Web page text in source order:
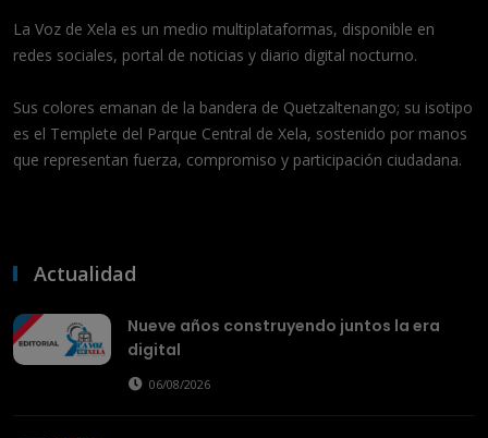
La Voz de Xela es un medio multiplataformas, disponible en
redes sociales, portal de noticias y diario digital nocturno.
Sus colores emanan de la bandera de Quetzaltenango; su isotipo
es el Templete del Parque Central de Xela, sostenido por manos
que representan fuerza, compromiso y participación ciudadana.
Actualidad
Nueve años construyendo juntos la era
digital
06/08/2026